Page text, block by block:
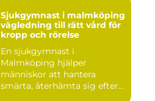
Sjukgymnast i malmköping
vägledning till rätt vård för
kropp och rörelse
En sjukgymnast i
Malmköping hjälper
människor att hantera
smärta, återhämta sig efter